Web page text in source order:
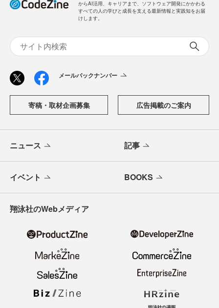
からAI活用、キャリアまで、ソフトウェア開発にかかわる
すべての人の学びと成長を支える最新情報と実践知をお届
けします。
メールバックナンバー
寄稿・取材企画募集 広告掲載のご案内
ニュース 記事
イベント BOOKS
翔泳社のWebメディア